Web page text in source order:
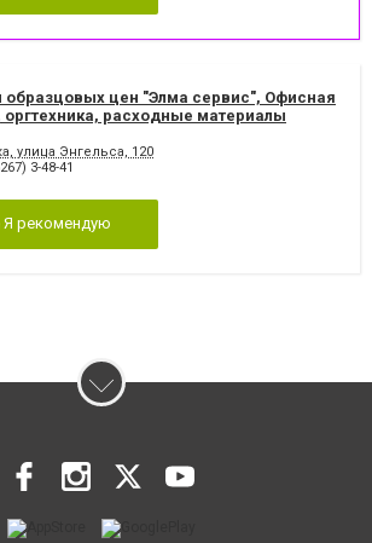
образцовых цен "Элма cервис", Офисная
оргтехника, расходные материалы
улица Энгельса, 120
3-48-41
Я рекомендую